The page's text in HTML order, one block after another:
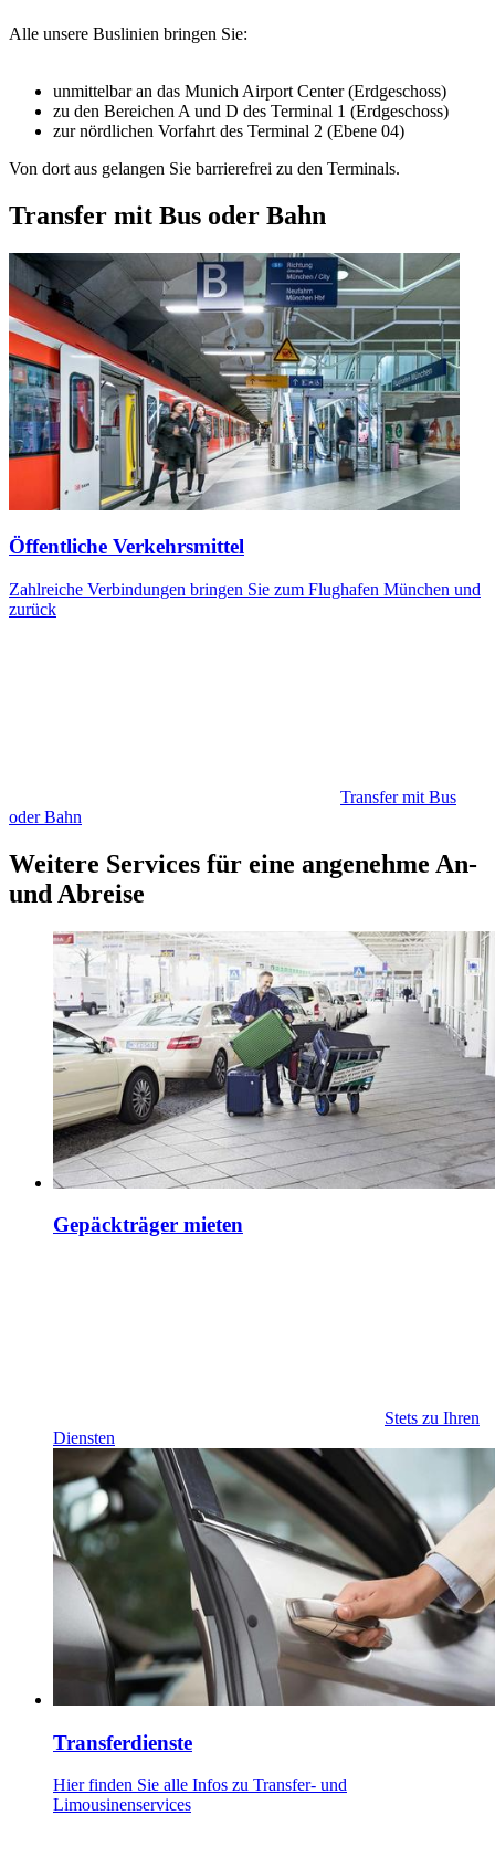
Alle unsere Buslinien bringen Sie:
unmittelbar an das Munich Airport Center (Erdgeschoss)
zu den Bereichen A und D des Terminal 1 (Erdgeschoss)
zur nördlichen Vorfahrt des Terminal 2 (Ebene 04)
Von dort aus gelangen Sie barrierefrei zu den Terminals.
Transfer mit Bus oder Bahn
Öffentliche Verkehrsmittel
Zahlreiche Verbindungen bringen Sie zum Flughafen München und
zurück
Transfer mit Bus
oder Bahn
Weitere Services für eine angenehme An-
und Abreise
Gepäckträger mieten
Stets zu Ihren
Diensten
Transferdienste
Hier finden Sie alle Infos zu Transfer- und
Limousinenservices